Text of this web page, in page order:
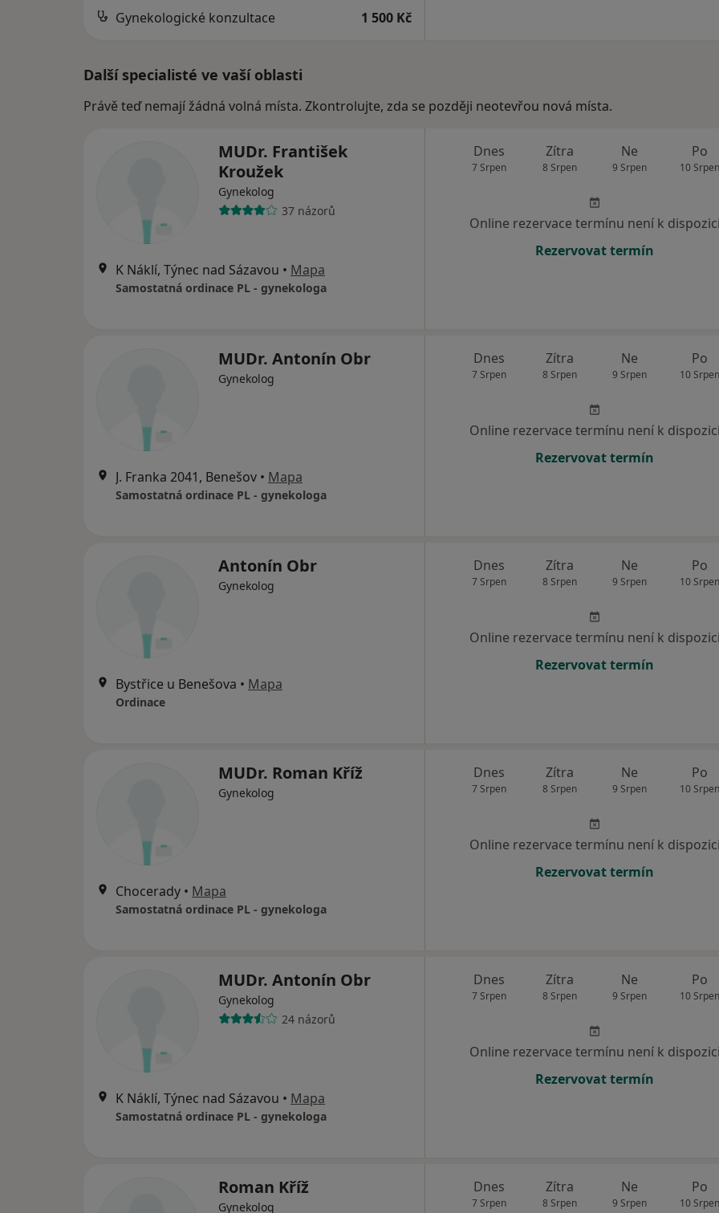
Gynekologické konzultace 1 500 Kč
Další specialisté ve vaší oblasti
Právě teď nemají žádná volná místa. Zkontrolujte, zda se později neotevřou nová místa.
MUDr. František
Kroužek
Gynekolog
37 názorů
K Náklí, Týnec nad Sázavou • Mapa
Samostatná ordinace PL - gynekologa
Dnes
7 Srpen
Zítra
8 Srpen
Ne
9 Srpen
Po
10 Srpen
Online rezervace termínu není k dispozici
Rezervovat termín
MUDr. Antonín Obr
Gynekolog
J. Franka 2041, Benešov • Mapa
Samostatná ordinace PL - gynekologa
Dnes
7 Srpen
Zítra
8 Srpen
Ne
9 Srpen
Po
10 Srpen
Online rezervace termínu není k dispozici
Rezervovat termín
Antonín Obr
Gynekolog
Bystřice u Benešova • Mapa
Ordinace
Dnes
7 Srpen
Zítra
8 Srpen
Ne
9 Srpen
Po
10 Srpen
Online rezervace termínu není k dispozici
Rezervovat termín
MUDr. Roman Kříž
Gynekolog
Chocerady • Mapa
Samostatná ordinace PL - gynekologa
Dnes
7 Srpen
Zítra
8 Srpen
Ne
9 Srpen
Po
10 Srpen
Online rezervace termínu není k dispozici
Rezervovat termín
MUDr. Antonín Obr
Gynekolog
24 názorů
K Náklí, Týnec nad Sázavou • Mapa
Samostatná ordinace PL - gynekologa
Dnes
7 Srpen
Zítra
8 Srpen
Ne
9 Srpen
Po
10 Srpen
Online rezervace termínu není k dispozici
Rezervovat termín
Roman Kříž
Gynekolog
Dnes
7 Srpen
Zítra
8 Srpen
Ne
9 Srpen
Po
10 Srpen